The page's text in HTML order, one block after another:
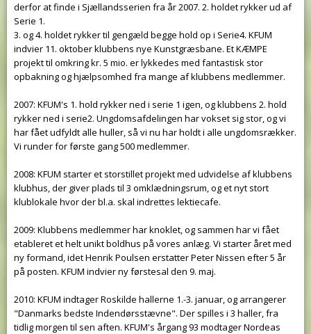
derfor at finde i Sjællandsserien fra år 2007. 2. holdet rykker ud af
Serie 1.
3. og 4. holdet rykker til gengæld begge hold op i Serie4. KFUM
indvier 11. oktober klubbens nye Kunstgræsbane. Et KÆMPE
projekt til omkring kr. 5 mio. er lykkedes med fantastisk stor
opbakning og hjælpsomhed fra mange af klubbens medlemmer.
2007: KFUM's 1. hold rykker ned i serie 1 igen, og klubbens 2. hold
rykker ned i serie2. Ungdomsafdelingen har vokset sig stor, og vi
har fået udfyldt alle huller, så vi nu har holdt i alle ungdomsrækker.
Vi runder for første gang 500 medlemmer.
2008: KFUM starter et storstillet projekt med udvidelse af klubbens
klubhus, der giver plads til 3 omklædningsrum, og et nyt stort
klublokale hvor der bl.a. skal indrettes lektiecafe.
2009: Klubbens medlemmer har knoklet, og sammen har vi fået
etableret et helt unikt boldhus på vores anlæg. Vi starter året med
ny formand, idet Henrik Poulsen erstatter Peter Nissen efter 5 år
på posten. KFUM indvier ny førstesal den 9. maj.
2010: KFUM indtager Roskilde hallerne 1.-3. januar, og arrangerer
"Danmarks bedste Indendørsstævne". Der spilles i 3 haller, fra
tidlig morgen til sen aften. KFUM's årgang 93 modtager Nordeas